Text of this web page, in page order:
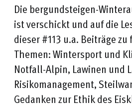
Die bergundsteigen-
ist verschickt und auf die
dieser #113 u.a. Beiträge
Themen: Wintersport und
Notfall-Alpin, Lawinen und
Risikomanagement,
Gedanken zur Ethik des